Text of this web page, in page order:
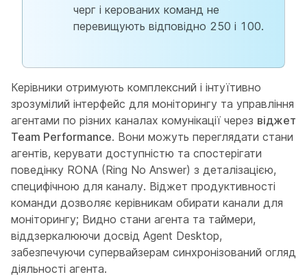
черг і керованих команд не
перевищують відповідно 250 і 100.
Керівники отримують комплексний і інтуїтивно
зрозумілий інтерфейс для моніторингу та управління
агентами по різних каналах комунікації через віджет
Team Performance. Вони можуть переглядати стани
агентів, керувати доступністю та спостерігати
поведінку RONA (Ring No Answer) з деталізацією,
специфічною для каналу. Віджет продуктивності
команди дозволяє керівникам обирати канали для
моніторингу; Видно стани агента та таймери,
віддзеркалюючи досвід Agent Desktop,
забезпечуючи супервайзерам синхронізований огляд
діяльності агента.